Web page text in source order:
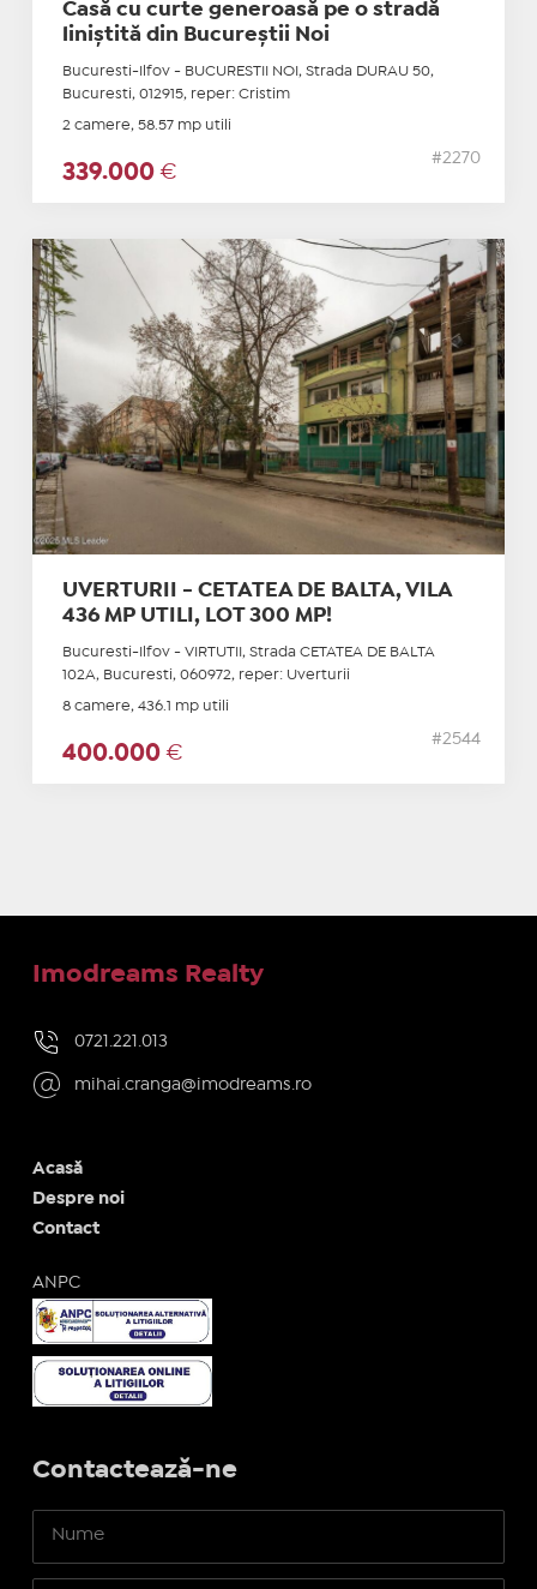
Casă cu curte generoasă pe o stradă
liniștită din Bucureștii Noi
Bucuresti-Ilfov - BUCURESTII NOI, Strada DURAU 50,
Bucuresti, 012915, reper: Cristim
2 camere, 58.57 mp utili
339.000 €
#2270
UVERTURII - CETATEA DE BALTA, VILA
436 MP UTILI, LOT 300 MP!
Bucuresti-Ilfov - VIRTUTII, Strada CETATEA DE BALTA
102A, Bucuresti, 060972, reper: Uverturii
8 camere, 436.1 mp utili
400.000 €
#2544
Imodreams Realty
0721.221.013
mihai.cranga@imodreams.ro
Acasă
Despre noi
Contact
ANPC
Contactează-ne